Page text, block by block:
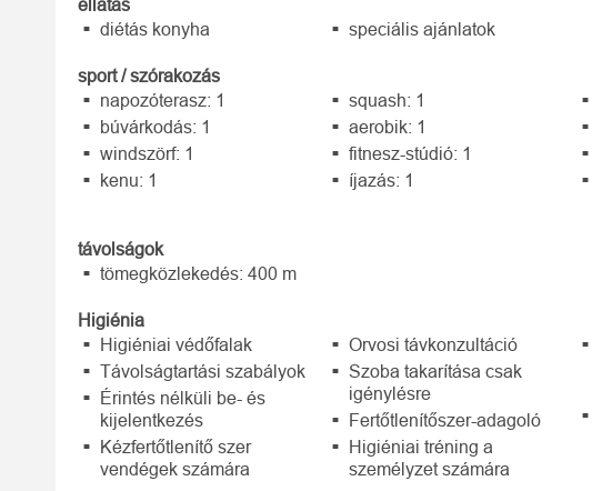
ellátás
diétás konyha
speciális ajánlatok
sport / szórakozás
napozóterasz: 1
búvárkodás: 1
windszörf: 1
kenu: 1
squash: 1
aerobik: 1
fitnesz-stúdió: 1
íjazás: 1
távolságok
tömegközlekedés: 400 m
Higiénia
Higiéniai védőfalak
Távolságtartási szabályok
Érintés nélküli be- és
kijelentkezés
Kézfertőtlenítő szer
vendégek számára
Orvosi távkonzultáció
Szoba takarítása csak
igénylésre
Fertőtlenítőszer-adagoló
Higiéniai tréning a
személyzet számára